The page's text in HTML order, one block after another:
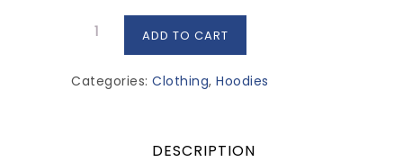
Woo
quantity
ADD TO CART
Categories: Clothing, Hoodies
DESCRIPTION